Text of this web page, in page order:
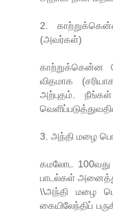
2.
(அவர்கள்)
காற்றுக்கென்ன
விதமாக
அற்புதம். நீங்கள்
3. அந்தி மழை
கமலோட 100வது
பாடல்கள்
\\அந்தி மழை
கையிலேந்திப்